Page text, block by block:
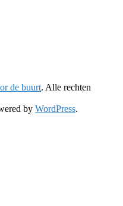
de buurt. Alle rechten
by WordPress.